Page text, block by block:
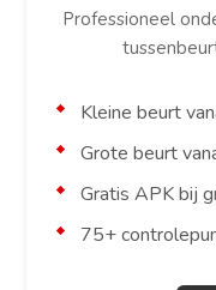
Professioneel
Kleine beurt
Grote beurt
Gratis APK bij
75+